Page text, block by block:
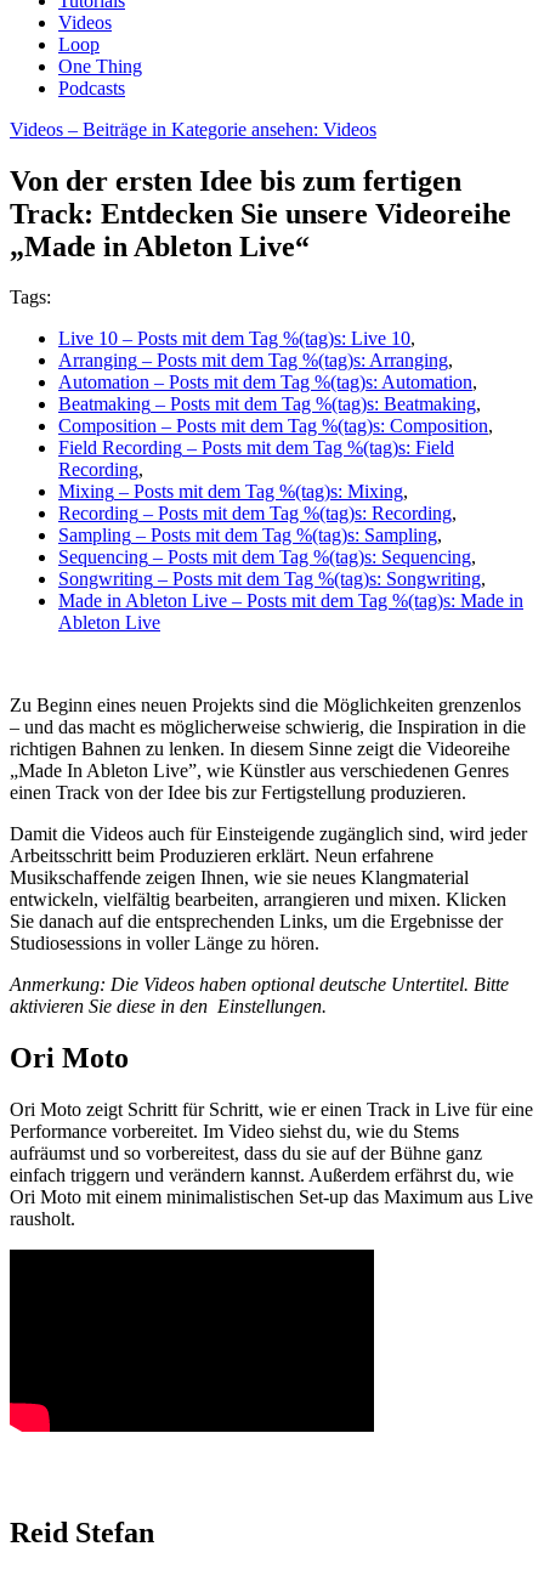
Videos
Loop
One Thing
Podcasts
Videos – Beiträge in Kategorie ansehen: Videos
Von der ersten Idee bis zum fertigen
Track: Entdecken Sie unsere Videoreihe
„Made in Ableton Live“
Tags:
Live 10 – Posts mit dem Tag %(tag)s: Live 10,
Arranging – Posts mit dem Tag %(tag)s: Arranging,
Automation – Posts mit dem Tag %(tag)s: Automation,
Beatmaking – Posts mit dem Tag %(tag)s: Beatmaking,
Composition – Posts mit dem Tag %(tag)s: Composition,
Field Recording – Posts mit dem Tag %(tag)s: Field
Recording,
Mixing – Posts mit dem Tag %(tag)s: Mixing,
Recording – Posts mit dem Tag %(tag)s: Recording,
Sampling – Posts mit dem Tag %(tag)s: Sampling,
Sequencing – Posts mit dem Tag %(tag)s: Sequencing,
Songwriting – Posts mit dem Tag %(tag)s: Songwriting,
Made in Ableton Live – Posts mit dem Tag %(tag)s: Made in
Ableton Live
Zu Beginn eines neuen Projekts sind die Möglichkeiten grenzenlos
– und das macht es möglicherweise schwierig, die Inspiration in die
richtigen Bahnen zu lenken. In diesem Sinne zeigt die Videoreihe
„Made In Ableton Live”, wie Künstler aus verschiedenen Genres
einen Track von der Idee bis zur Fertigstellung produzieren.
Damit die Videos auch für Einsteigende zugänglich sind, wird jeder
Arbeitsschritt beim Produzieren erklärt. Neun erfahrene
Musikschaffende zeigen Ihnen, wie sie neues Klangmaterial
entwickeln, vielfältig bearbeiten, arrangieren und mixen. Klicken
Sie danach auf die entsprechenden Links, um die Ergebnisse der
Studiosessions in voller Länge zu hören.
Anmerkung: Die Videos haben optional deutsche Untertitel. Bitte
aktivieren Sie diese in den Einstellungen.
Ori Moto
Ori Moto zeigt Schritt für Schritt, wie er einen Track in Live für eine
Performance vorbereitet. Im Video siehst du, wie du Stems
aufräumst und so vorbereitest, dass du sie auf der Bühne ganz
einfach triggern und verändern kannst. Außerdem erfährst du, wie
Ori Moto mit einem minimalistischen Set-up das Maximum aus Live
rausholt.
Reid Stefan